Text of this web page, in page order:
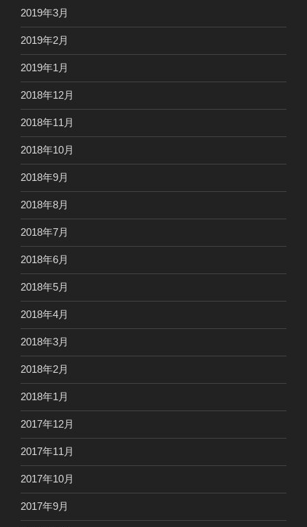
2019年3月
2019年2月
2019年1月
2018年12月
2018年11月
2018年10月
2018年9月
2018年8月
2018年7月
2018年6月
2018年5月
2018年4月
2018年3月
2018年2月
2018年1月
2017年12月
2017年11月
2017年10月
2017年9月